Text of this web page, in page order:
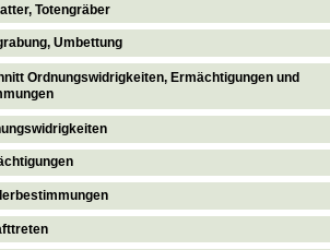
Totengräber
Umbettung
Ordnungswidrigkeiten, Ermächtigungen und